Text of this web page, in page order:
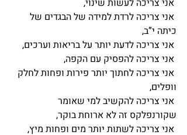
אני צריכה לרדת למידה של הבגדים של
כיתה י”ב,
אני צריכה לחתוך יותר פירות ופחות לחלק
וופלים,
אני צריכה להקשיב למי שאומר
שקורנפלקס זה לא ארוחת בוקר,